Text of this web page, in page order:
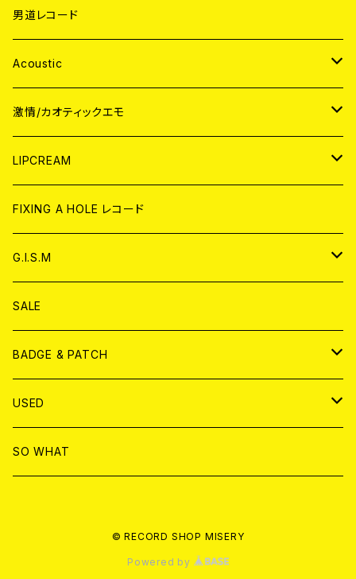
男道レコード
Acoustic
JAPAN
CD
ANALOG
WORLD
CD
ANALOG
激情/カオティックエモ
JAPAN
CD
ANALOG
WORLD
CD
ANALOG
LIPCREAM
CD
アナログ
DVD
T-shirt & WEAR
FIXING A HOLE レコード
G.I.S.M
CD
ANALOG
T-SHIRT & WEAR
DVD
SALE
BADGE & PATCH
BADGE
PATCH
USED
書籍
SO WHAT
© RECORD SHOP MISERY
Powered by